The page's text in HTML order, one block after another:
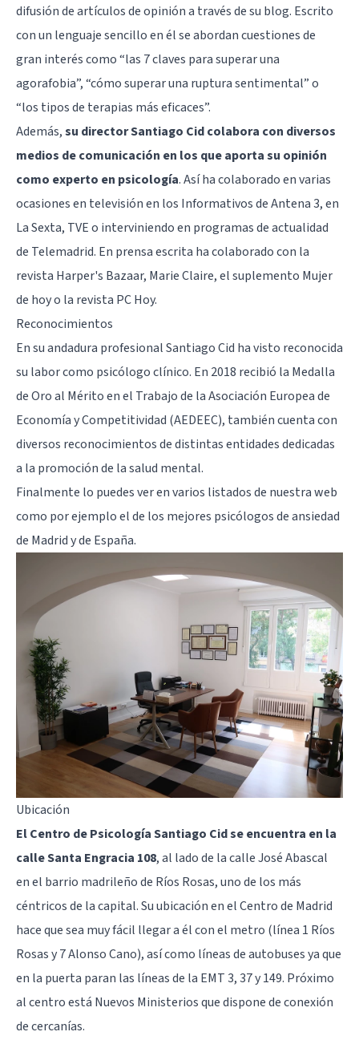
difusión de artículos de opinión a través de su blog. Escrito
con un lenguaje sencillo en él se abordan cuestiones de
gran interés como “las 7 claves para superar una
agorafobia”, “cómo superar una ruptura sentimental” o
“los tipos de terapias más eficaces”.
Además,su director Santiago Cid colabora con diversos
medios de comunicación en los que aporta su opinión
como experto en psicología. Así ha colaborado en varias
ocasiones en televisión en los Informativos de Antena 3, en
La Sexta, TVE o interviniendo en programas de actualidad
de Telemadrid. En prensa escrita ha colaborado con la
revista Harper's Bazaar, Marie Claire, el suplemento Mujer
de hoy o la revista PC Hoy.
Reconocimientos
En su andadura profesional Santiago Cid ha visto reconocida
su labor como psicólogo clínico. En 2018 recibió la Medalla
de Oro al Mérito en el Trabajo de la Asociación Europea de
Economía y Competitividad (AEDEEC), también cuenta con
diversos reconocimientos de distintas entidades dedicadas
a la promoción de la salud mental.
Finalmente lo puedes ver en varios listados de nuestra web
como por ejemplo el de los mejores psicólogos de ansiedad
de Madridyde España.
Ubicación
El Centro de Psicología Santiago Cid se encuentra en la
calle Santa Engracia 108, al lado de la calle José Abascal
en el barrio madrileño de Ríos Rosas, uno de los más
céntricos de la capital. Su ubicación en el Centro de Madrid
hace que sea muy fácil llegar a él con el metro (línea 1 Ríos
Rosas y 7 Alonso Cano), así como líneas de autobuses ya que
en la puerta paran las líneas de la EMT 3, 37 y 149. Próximo
al centro está Nuevos Ministerios que dispone de conexión
de cercanías.